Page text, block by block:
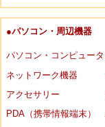
●パソコン・周辺機器
パソコン・コンピュータ
ネットワーク機器
アクセサリー
PDA（携帯情報端末）